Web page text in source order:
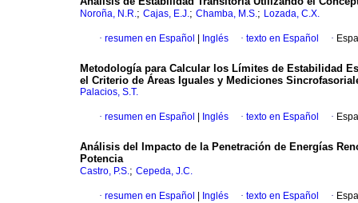
Noroña, N.R.; Cajas, E.J.; Chamba, M.S.; Lozada, C.X.
· resumen en Español Inglés · texto en Español ·
Metodología para Calcular los Límites de Estabilidad
el Criterio de Áreas Iguales y Mediciones
Palacios, S.T.
· resumen en Español Inglés · texto en Español ·
Análisis del Impacto de la Penetración de Energías
Potencia
Castro, P.S.; Cepeda, J.C.
· resumen en Español Inglés · texto en Español ·